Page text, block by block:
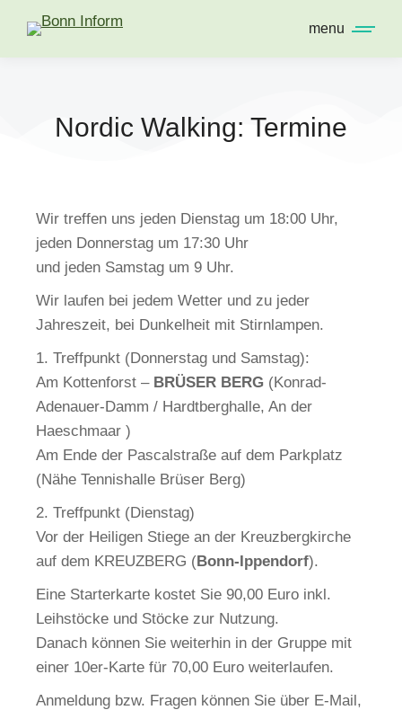
menu
Nordic Walking: Termine
Wir treffen uns jeden Dienstag um 18:00 Uhr,
jeden Donnerstag um 17:30 Uhr
und jeden Samstag um 9 Uhr.
Wir laufen bei jedem Wetter und zu jeder
Jahreszeit, bei Dunkelheit mit Stirnlampen.
1. Treffpunkt (Donnerstag und Samstag):
Am Kottenforst – BRÜSER BERG (Konrad-
Adenauer-Damm / Hardtberghalle, An der
Haeschmaar )
Am Ende der Pascalstraße auf dem Parkplatz
(Nähe Tennishalle Brüser Berg)
2. Treffpunkt (Dienstag)
Vor der Heiligen Stiege an der Kreuzbergkirche
auf dem KREUZBERG (Bonn-Ippendorf).
Eine Starterkarte kostet Sie 90,00 Euro inkl.
Leihstöcke und Stöcke zur Nutzung.
Danach können Sie weiterhin in der Gruppe mit
einer 10er-Karte für 70,00 Euro weiterlaufen.
Anmeldung bzw. Fragen können Sie über E-Mail,